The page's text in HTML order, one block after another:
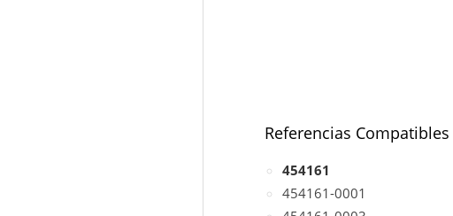
Referencias Compatibles
454161
454161-0001